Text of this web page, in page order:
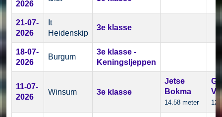
2026
21-07-
2026
It
Heidenskip
3e klasse
18-07-
2026
Burgum
3e klasse -
Keningsljeppen
11-07-
2026
Winsum 3e klasse
Jetse
Bokma
14.58 meter